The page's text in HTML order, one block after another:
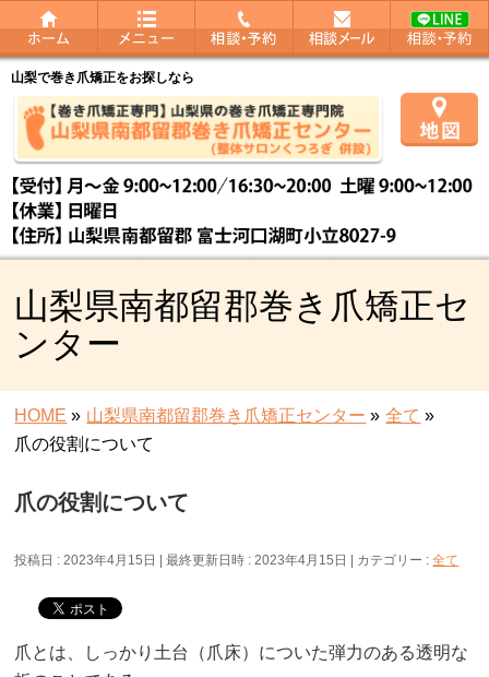
山梨で巻き爪矯正をお探しなら
山梨県南都留郡巻き爪矯正セ
ンター
HOME » 山梨県南都留郡巻き爪矯正センター » 全て »
爪の役割について
爪の役割について
投稿日 : 2023年4月15日 最終更新日時 : 2023年4月15日 カテゴリー :全て
爪とは、しっかり土台（爪床）についた弾力のある透明な